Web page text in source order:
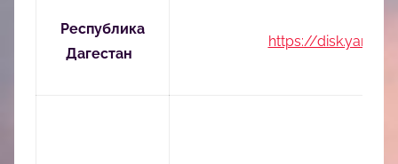
Республика
Дагестан
https://